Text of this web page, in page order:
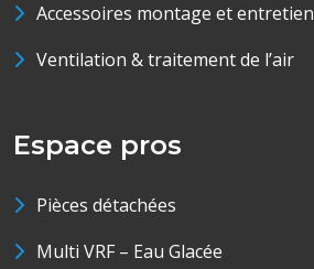
Accessoires montage et entretien
Ventilation & traitement de l’air
Espace pros
Pièces détachées
Multi VRF – Eau Glacée